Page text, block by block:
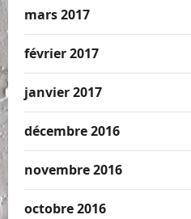
mars 2017
février 2017
janvier 2017
décembre 2016
novembre 2016
octobre 2016